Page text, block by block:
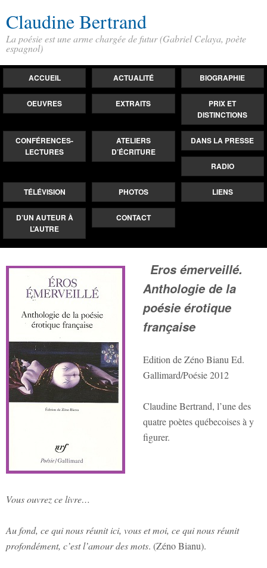
Claudine Bertrand
La poésie est une arme chargée de futur (Gabriel Celaya, poète
espagnol)
ACCUEIL ACTUALITÉ BIOGRAPHIE
OEUVRES EXTRAITS
PRIX ET
DISTINCTIONS
CONFÉRENCES-
LECTURES
ATELIERS
D’ÉCRITURE
DANS LA PRESSE
RADIO
TÉLÉVISION PHOTOS LIENS
D’UN AUTEUR À
L’AUTRE
CONTACT
Eros émerveillé.
Anthologie de la
poésie érotique
française
Edition de Zéno Bianu Ed.
Gallimard/Poésie 2012
Claudine Bertrand, l’une des
quatre poètes québecoises à y
figurer.
Vous ouvrez ce livre…
Au fond, ce qui nous réunit ici, vous et moi, ce qui nous réunit
profondément, c’est l’amour des mots. (Zéno Bianu).